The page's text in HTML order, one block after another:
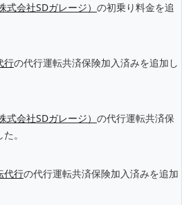
式会社SDガレージ） の初乗り料金を追
行の代行運転共済保険加入済みを追加し
式会社SDガレージ） の代行運転共済保
。
代行の代行運転共済保険加入済みを追加